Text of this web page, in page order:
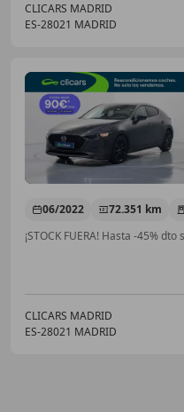
CLICARS MADRID
ES-28021 MADRID
06/2022 72.351 km
¡STOCK FUERA! Hasta -45%
CLICARS MADRID
ES-28021 MADRID